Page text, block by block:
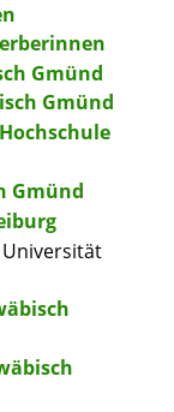
Gmünd
Gmünd
Gmünd